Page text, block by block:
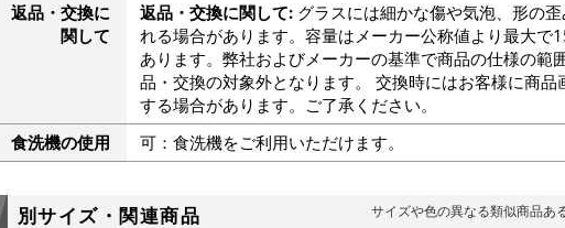
返品・交換に
関して
返品・交換に関して:グラスには細かな傷や気泡、形の
れる場合があります。容量はメーカー公称値より最大で
あります。弊社およびメーカーの基準で商品の仕様の範
品・交換の対象外となります。 交換時にはお客様に商品
する場合があります。ご了承ください。
食洗機の使用
可：食洗機をご利用いただけます。
別サイズ・関連商品 サイズや色の異なる類似商品あ